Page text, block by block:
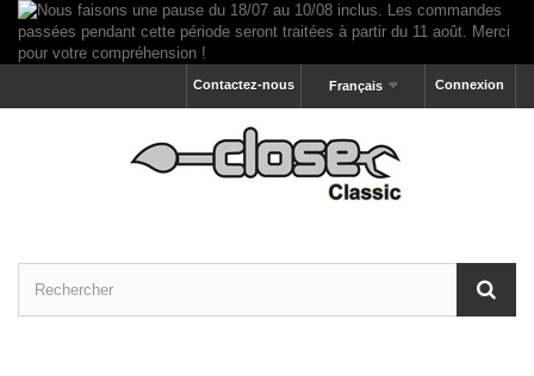
Connexion
Français
Contactez-nous